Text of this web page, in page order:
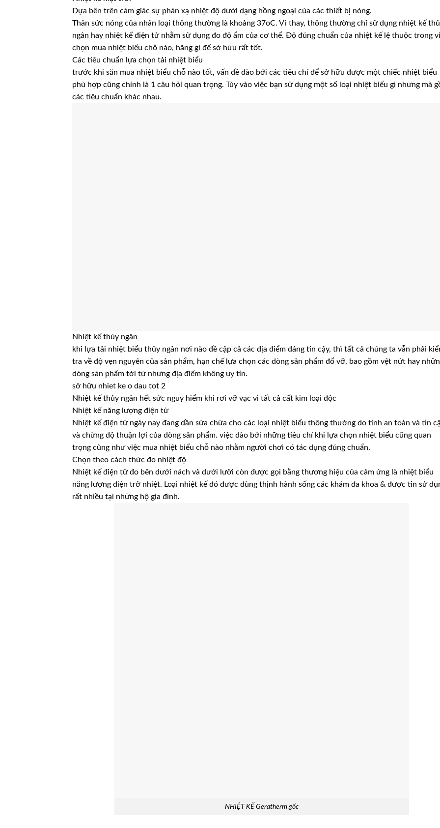
Dựa bên trên cảm giác sự phản xạ nhiệt độ dưới dạng hồng ngoại của các thiết bị nóng.
Thân sức nóng của nhân loại thông thường là khoảng 37oC. Vì thay, thông thường chỉ sử dụng nhiệt kế
ngân hay nhiệt kế điện tử nhằm sử dụng đo độ ẩm của cơ thể. Độ đúng chuẩn của nhiệt kế lệ thuộc trong
chọn mua nhiệt biểu chỗ nào, hãng gì để sở hữu rất tốt.
Các tiêu chuẩn lựa chọn tải nhiệt biểu
trước khi săn mua nhiệt biểu chỗ nào tốt, vấn đề đào bới các tiêu chí để sở hữu được một chiếc nhiệt biểu
phù hợp cũng chính là 1 câu hỏi quan trọng. Tùy vào việc bạn sử dụng một số loại nhiệt biểu gì nhưng mà
các tiêu chuẩn khác nhau.
Nhiệt kế thủy ngân
khi lựa tải nhiệt biểu thủy ngân nơi nào đề cập cả các địa điểm đáng tin cậy, thì tất cả chúng ta vẫn phải
tra về độ vẹn nguyên của sản phẩm, hạn chế lựa chọn các dòng sản phẩm đổ vỡ, bao gồm vệt nứt hay
dòng sản phẩm tới từ những địa điểm không uy tín.
sở hữu nhiet ke o dau tot 2
Nhiệt kế thủy ngân hết sức nguy hiểm khi rơi vỡ vạc vì tất cả cất kim loại độc
Nhiệt kế năng lượng điện tử
Nhiệt kế điện tử ngày nay đang dần sửa chữa cho các loại nhiệt biểu thông thường do tính an toàn và tin
và chừng độ thuận lợi của dòng sản phẩm. việc đào bới những tiêu chí khi lựa chọn nhiệt biểu cũng quan
trọng cũng như việc mua nhiệt biểu chỗ nào nhằm người chơi có tác dụng đúng chuẩn.
Chọn theo cách thức đo nhiệt độ
Nhiệt kế điện tử đo bên dưới nách và dưới lưỡi còn được gọi bằng thương hiệu của cảm ứng là nhiệt biểu
năng lượng điện trở nhiệt. Loại nhiệt kế đó được dùng thịnh hành sống các khám đa khoa & được tin sử
rất nhiều tại những hộ gia đình.
NHIỆT KẾ Geratherm gốc